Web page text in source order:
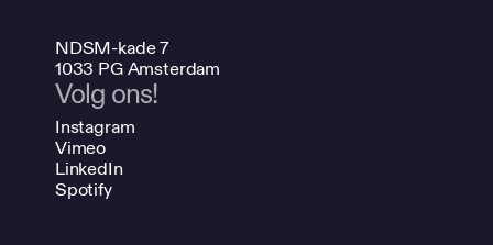
NDSM-kade 7
1033 PG Amsterdam
Volg ons!
Instagram
Vimeo
LinkedIn
Spotify